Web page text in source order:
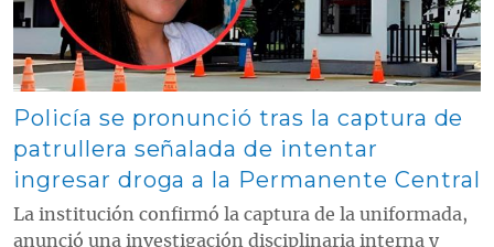
Policía se pronunció tras la captura de
patrullera señalada de intentar
ingresar droga a la Permanente Central
La institución confirmó la captura de la uniformada,
anunció una investigación disciplinaria interna y